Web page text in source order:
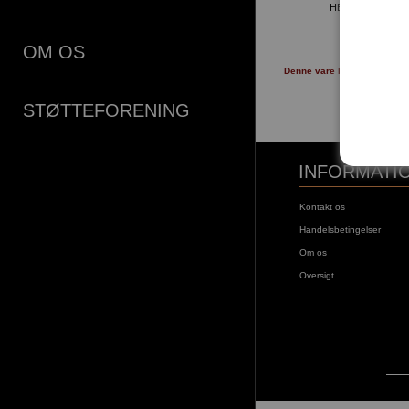
OM OS
STØTTEFORENING
625,00
Denne vare kan afhentes i
Kontakt os
Handelsbetingelser
Om os
Oversigt